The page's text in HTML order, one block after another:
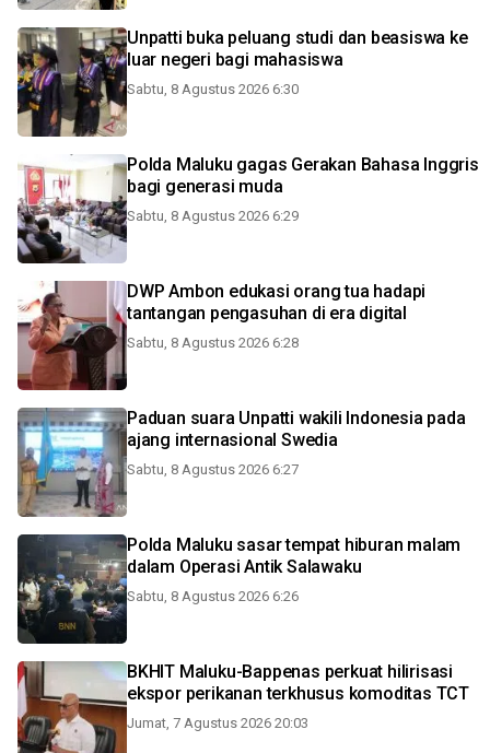
Unpatti buka peluang studi dan beasiswa ke
luar negeri bagi mahasiswa
Sabtu, 8 Agustus 2026 6:30
Polda Maluku gagas Gerakan Bahasa Inggris
bagi generasi muda
Sabtu, 8 Agustus 2026 6:29
DWP Ambon edukasi orang tua hadapi
tantangan pengasuhan di era digital
Sabtu, 8 Agustus 2026 6:28
Paduan suara Unpatti wakili Indonesia pada
ajang internasional Swedia
Sabtu, 8 Agustus 2026 6:27
Polda Maluku sasar tempat hiburan malam
dalam Operasi Antik Salawaku
Sabtu, 8 Agustus 2026 6:26
BKHIT Maluku-Bappenas perkuat hilirisasi
ekspor perikanan terkhusus komoditas TCT
Jumat, 7 Agustus 2026 20:03